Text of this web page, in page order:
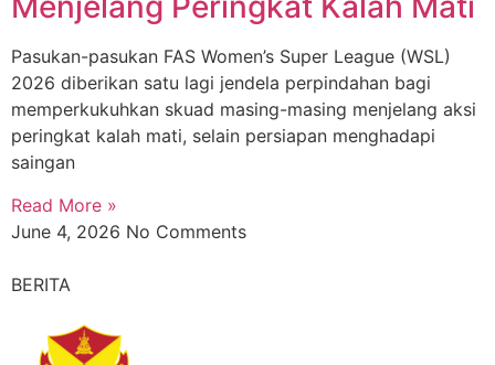
Pasukan-pasukan FAS Women’s Super League (WSL)
2026 diberikan satu lagi jendela perpindahan bagi
memperkukuhkan skuad masing-masing menjelang aksi
peringkat kalah mati, selain persiapan menghadapi
saingan
Read More »
June 4, 2026 No Comments
BERITA